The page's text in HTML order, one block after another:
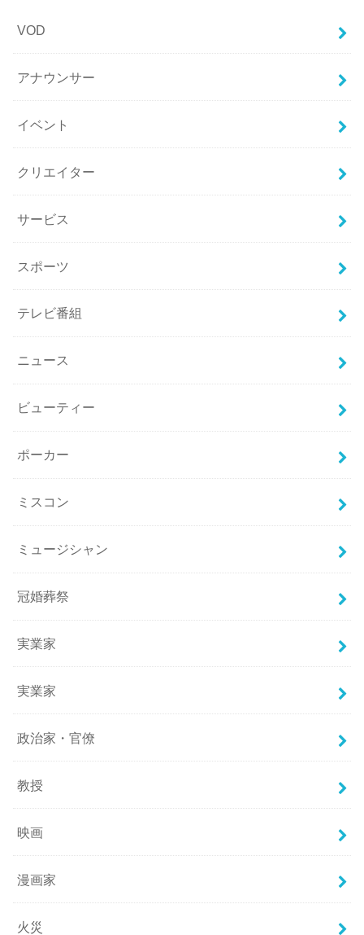
VOD
アナウンサー
イベント
クリエイター
サービス
スポーツ
テレビ番組
ニュース
ビューティー
ポーカー
ミスコン
ミュージシャン
冠婚葬祭
実業家
実業家
政治家・官僚
教授
映画
漫画家
火災